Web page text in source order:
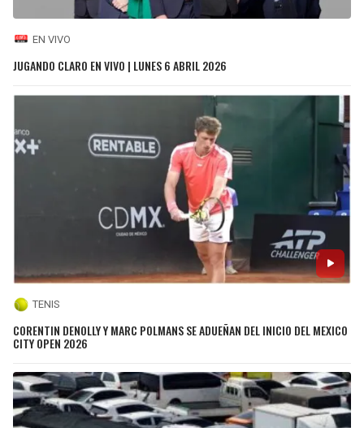
EN VIVO
JUGANDO CLARO EN VIVO | LUNES 6 ABRIL 2026
TENIS
CORENTIN DENOLLY Y MARC POLMANS SE ADUEÑAN DEL INICIO DEL MEXICO
CITY OPEN 2026